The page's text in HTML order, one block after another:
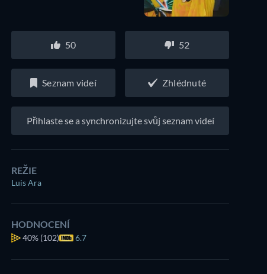
50 52
Seznam videí Zhlédnuté
Přihlaste se a synchronizujte svůj seznam videí
REŽIE
Luis Ara
HODNOCENÍ
40% (102) 6.7